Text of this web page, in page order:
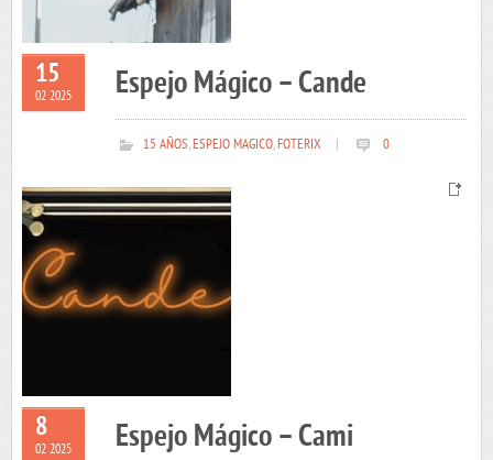
15
02 2025 Espejo Mágico – Cande
15 AÑOS,ESPEJO MAGICO,FOTERIX 0
8
02 2025 Espejo Mágico – Cami